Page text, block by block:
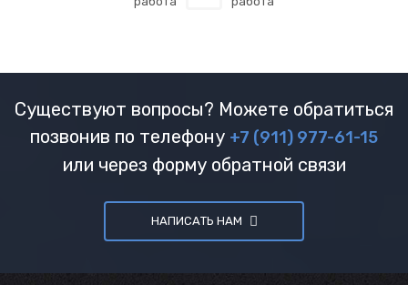
Существуют вопросы? Можете обратиться
позвонив по телефону +7 (911) 977-61-15
или через форму обратной связи
НАПИСАТЬ НАМ